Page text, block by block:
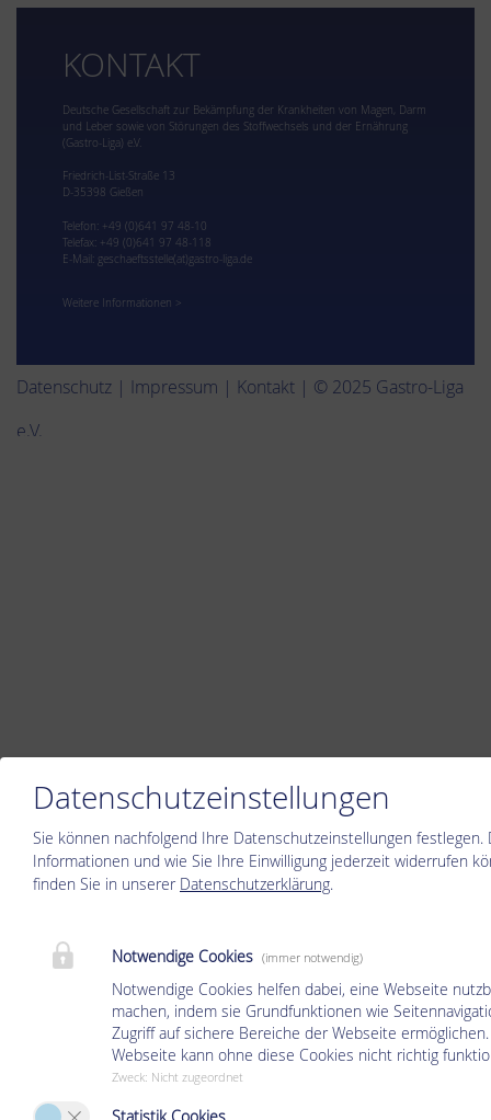
KONTAKT
Deutsche Gesellschaft zur Bekämpfung der Krankheiten von Magen, Darm
und Leber sowie von Störungen des Stoffwechsels und der Ernährung
(Gastro-Liga) e.V.
Friedrich-List-Straße 13
D-35398 Gießen
Telefon: +49 (0)641 97 48-10
Telefax: +49 (0)641 97 48-118
E-Mail: geschaeftsstelle(at)gastro-liga.de
Weitere Informationen >
Datenschutz | Impressum | Kontakt | © 2025 Gastro-Liga
e.V.
Datenschutzeinstellungen
Sie können nachfolgend Ihre Datenschutzeinstellungen festlegen.
Informationen und wie Sie Ihre Einwilligung jederzeit widerrufen
finden Sie in unserer Datenschutzerklärung.
Notwendige Cookies (immer notwendig)
Notwendige Cookies helfen dabei, eine Webseite
machen, indem sie Grundfunktionen wie
Zugriff auf sichere Bereiche der Webseite
Webseite kann ohne diese Cookies nicht richtig
Zweck: Nicht zugeordnet